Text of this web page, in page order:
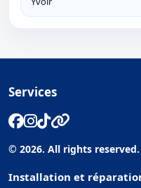
Services
© 2026. All rights reserved.
Installation et